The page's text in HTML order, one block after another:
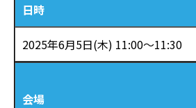
日時
2025年6月5日(木) 11:00〜11:30
会場